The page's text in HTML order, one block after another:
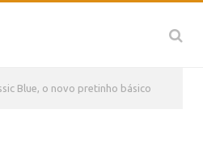
Blue, o novo pretinho básico